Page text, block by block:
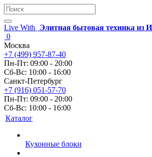
Live With
Элитная бытовая техника из
0
Москва
+7 (499) 957-87-40
Пн-Пт: 09:00 - 20:00
Сб-Вс: 10:00 - 16:00
Санкт-Петербург
+7 (916) 051-57-70
Пн-Пт: 09:00 - 20:00
Сб-Вс: 10:00 - 16:00
Каталог
Кухонные блоки